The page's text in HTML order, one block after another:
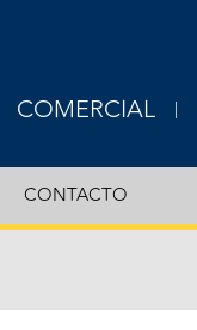
COMERCIAL
EXCLUSIVE
OFICINAS
CONTACTO